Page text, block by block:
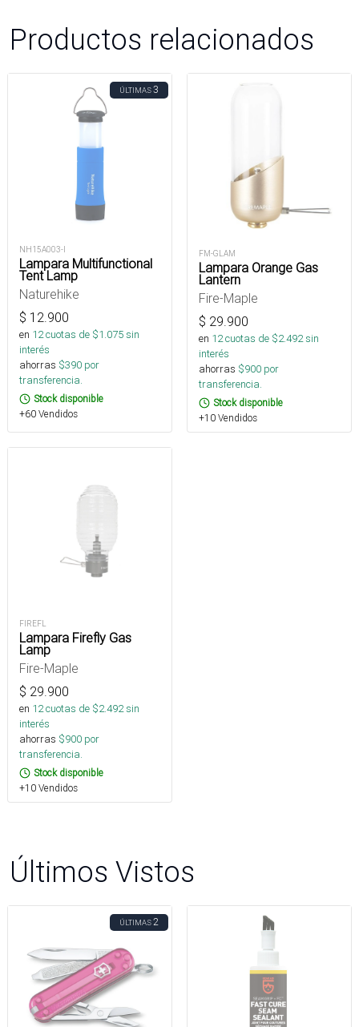
Productos relacionados
ÚLTIMAS3
NH15A003-I
Lampara Multifunctional
Tent Lamp
Naturehike
$ 12.900
en 12cuotas de $1.075sin
interés
ahorras $390 por
transferencia.
Stock disponible
+60 Vendidos
FM-GLAM
Lampara Orange Gas
Lantern
Fire-Maple
$ 29.900
en 12cuotas de $2.492sin
interés
ahorras $900 por
transferencia.
Stock disponible
+10 Vendidos
FIREFL
Lampara Firefly Gas
Lamp
Fire-Maple
$ 29.900
en 12cuotas de $2.492sin
interés
ahorras $900 por
transferencia.
Stock disponible
+10 Vendidos
Últimos Vistos
ÚLTIMAS2